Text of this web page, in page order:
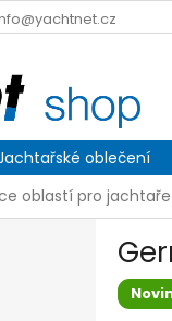
oblečení
oblastí pro jachtaře